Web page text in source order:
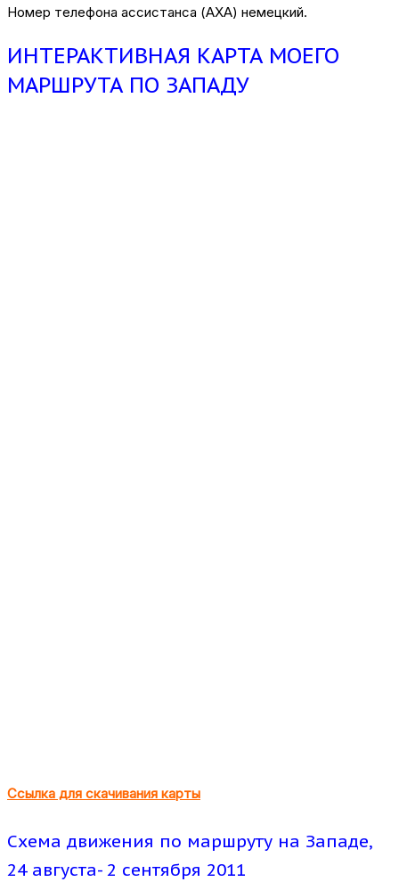
Номер телефона ассистанса (AXA) немецкий.
ИНТЕРАКТИВНАЯ КАРТА МОЕГО
МАРШРУТА ПО ЗАПАДУ
Ссылка для скачивания карты
Схема движения по маршруту на Западе,
24 августа- 2 сентября 2011